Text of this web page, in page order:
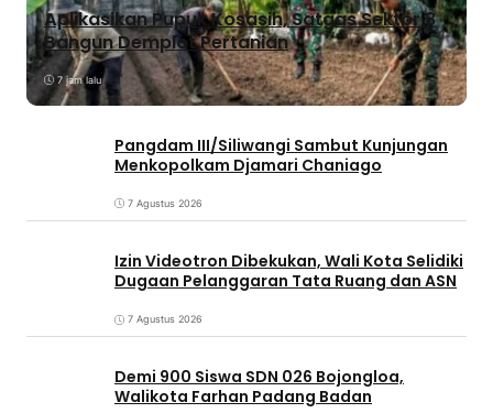
Aplikasikan Pupuk Kosasih, Satgas Sektor 8
Bangun Demplot Pertanian
7 jam lalu
Pangdam III/Siliwangi Sambut Kunjungan
Menkopolkam Djamari Chaniago
7 Agustus 2026
Izin Videotron Dibekukan, Wali Kota Selidiki
Dugaan Pelanggaran Tata Ruang dan ASN
7 Agustus 2026
Demi 900 Siswa SDN 026 Bojongloa,
Walikota Farhan Padang Badan